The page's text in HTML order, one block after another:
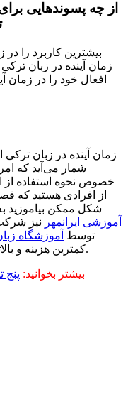
از چه پسوندهایی
زمان آینده در زبان ترکی
افعال خود را در زمان
زمان آینده در زبان ترکی
شمار می‌آید که
خصوص نحوه استفاده از
از افرادی هستید که
شکل ممکن بیاموزید
آموزشی ایرانمهر نیز
توسط آموزشگاه
کمترین هزینه و بالاترین کیفیت ممکن زبان ترکی را بیاموزید.
بیشتر بخوانید: پنج